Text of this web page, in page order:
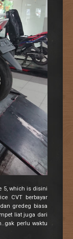
5, which is disini
CVT berbayar
gredeg biasa
liat juga dari
perlu waktu